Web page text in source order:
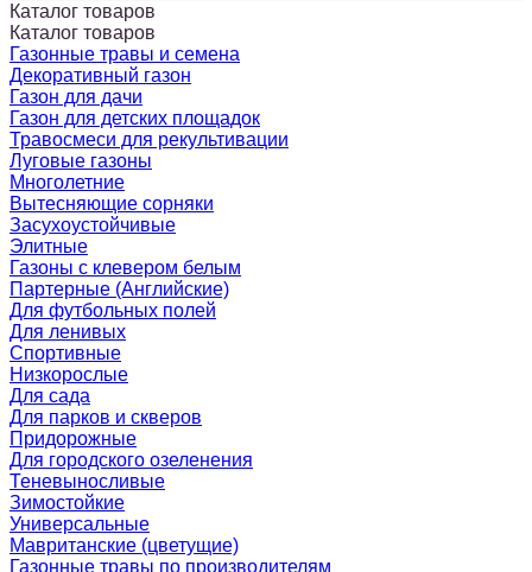
Каталог товаров
Каталог товаров
Газонные травы и семена
Декоративный газон
Газон для дачи
Газон для детских площадок
Травосмеси для рекультивации
Луговые газоны
Многолетние
Вытесняющие сорняки
Засухоустойчивые
Элитные
Газоны с клевером белым
Партерные (Английские)
Для футбольных полей
Для ленивых
Спортивные
Низкорослые
Для сада
Для парков и скверов
Придорожные
Для городского озеленения
Теневыносливые
Зимостойкие
Универсальные
Мавританские (цветущие)
Газонные травы по производителям